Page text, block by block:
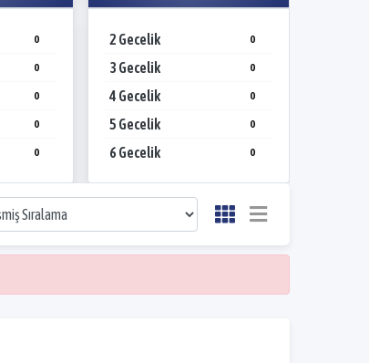
0
0
0
0
0
2 Gecelik 0
3 Gecelik 0
4 Gecelik 0
5 Gecelik 0
6 Gecelik 0